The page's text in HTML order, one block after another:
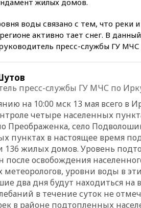
воды связано с тем, что реки
активно тает снег. В
пресс-службы ГУ
пресс-службы ГУ МЧС по
на 10:00 мск 13 мая всего в
четыре населенных
Преображенка, село
пунктах в настоящее время
136 жилых домов. Уровень
после освобождения
метеорологов, уровни воды в
два дня будут находиться на
в течение суток не
в районе подтопленных